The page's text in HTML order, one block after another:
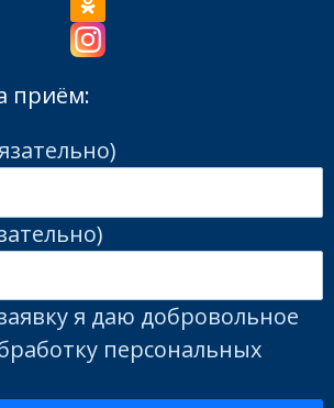
приём:
я даю добровольное
персональных